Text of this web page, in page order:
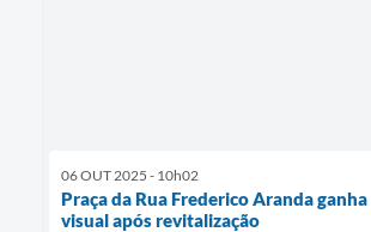
06 OUT 2025 - 10h02
Praça da Rua Frederico Aranda
visual após revitalização